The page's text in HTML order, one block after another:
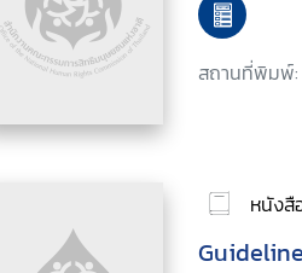
สถานที่พิมพ์:
หนังสื